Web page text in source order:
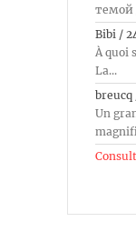
темой
Bibi /
À quoi
La...
breucq
Un